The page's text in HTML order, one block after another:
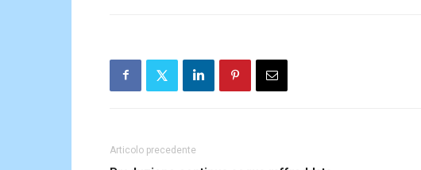
Articolo precedente